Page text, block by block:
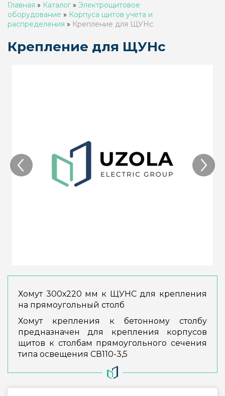
Главная » Каталог » Электрощитовое
оборудование » Корпуса щитов учета и
распределения » Крепление для ЩУНс
Крепление для ЩУНс
Хомут 300х220 мм к ЩУНС для крепления
на прямоугольный столб
Хомут крепления к бетонному столбу
предназначен для крепления корпусов
щитов к столбам прямоугольного сечения
типа освещения СВ110-3,5